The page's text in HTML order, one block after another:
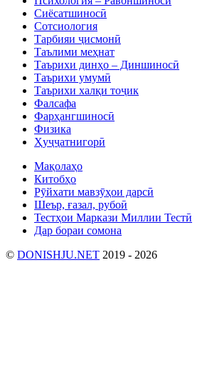
Сиёсатшиносӣ
Сотсиология
Тарбияи ҷисмонӣ
Таълими меҳнат
Таърихи динҳо – Диншиносӣ
Таърихи умумӣ
Таърихи халқи тоҷик
Фалсафа
Фарҳангшиносӣ
Физика
Ҳуҷҷатнигорӣ
Мақолаҳо
Китобҳо
Рӯйхати мавзӯҳои дарсӣ
Шеър, ғазал, рубоӣ
Тестҳои Маркази Миллии Тестӣ
Дар бораи сомона
© DONISHJU.NET 2019 - 2026